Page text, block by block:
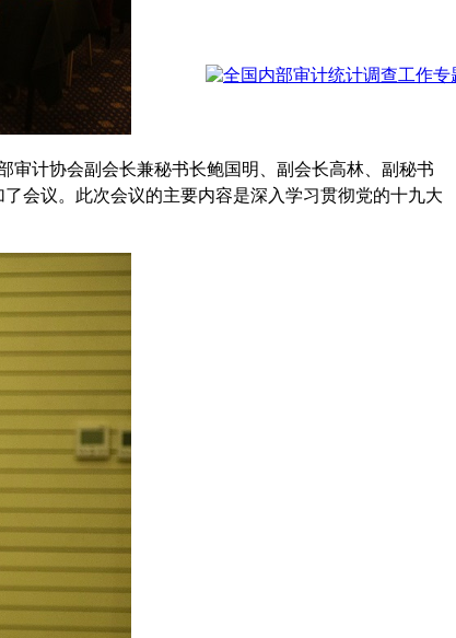
审计协会副会长兼秘书长鲍国明、副会长高林、副秘书
会议。此次会议的主要内容是深入学习贯彻党的十九大